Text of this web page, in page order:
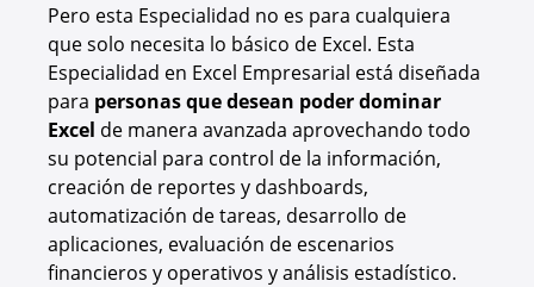
Pero esta Especialidad no es para cualquiera
que solo necesita lo básico de Excel. Esta
Especialidad en Excel Empresarial está diseñada
para personas que desean poder dominar
Excel de manera avanzada aprovechando todo
su potencial para control de la información,
creación de reportes y dashboards,
automatización de tareas, desarrollo de
aplicaciones, evaluación de escenarios
financieros y operativos y análisis estadístico.